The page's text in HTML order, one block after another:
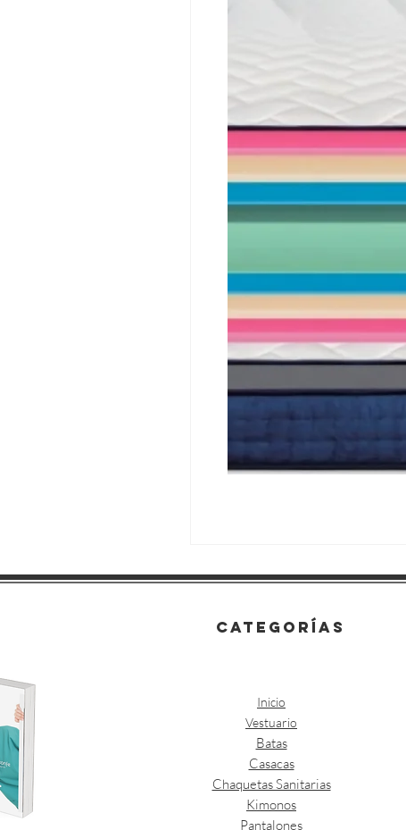
categorías
Inicio
Vestuario
Batas
Casacas
Chaquetas Sanitarias
Kimonos
Pantalones